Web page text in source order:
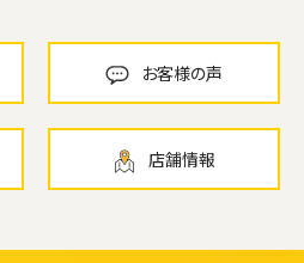
お客様の声
店舗情報